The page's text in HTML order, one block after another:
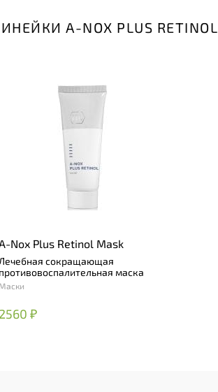
A-NOX PLUS RETINOL
Nox Plus Retinol Mask
сокращающая
противовоспалительная маска
Маски
2560 ₽